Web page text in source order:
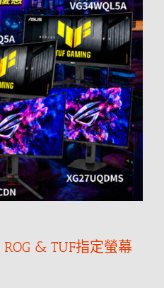
& TUF指定螢幕